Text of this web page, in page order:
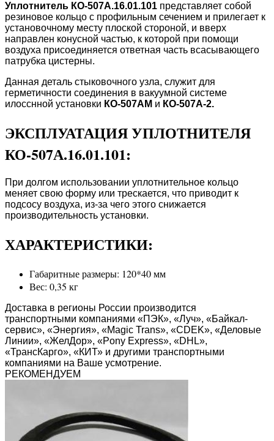
Уплотнитель КО-507А.16.01.101 представляет собой
резиновое кольцо с профильным сечением и прилегает к
установочному месту плоской стороной, и вверх
направлен конусной частью, к которой при помощи
воздуха присоединяется ответная часть всасывающего
патрубка цистерны.
Данная деталь стыковочного узла, служит для
герметичности соединения в вакуумной системе
илосснной установки КО-507АМ и КО-507А-2.
ЭКСПЛУАТАЦИЯ УПЛОТНИТЕЛЯ
КО-507А.16.01.101:
При долгом использовании уплотнительное кольцо
меняет свою форму или трескается, что приводит к
подсосу воздуха, из-за чего этого снижается
производительность установки.
ХАРАКТЕРИСТИКИ:
Габаритные размеры: 120*40 мм
Вес: 0,35 кг
Доставка в регионы России производится
транспортными компаниями «ПЭК», «Луч», «Байкал-
сервис», «Энергия», «Magic Trans», «CDEK», «Деловые
Линии», «ЖелДор», «Pony Express», «DHL»,
«ТрансКарго», «КИТ» и другими транспортными
компаниями на Ваше усмотрение.
РЕКОМЕНДУЕМ